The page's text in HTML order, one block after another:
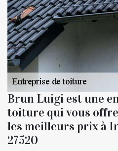
Brun Luigi est une
toiture qui vous
les meilleurs prix à
27520